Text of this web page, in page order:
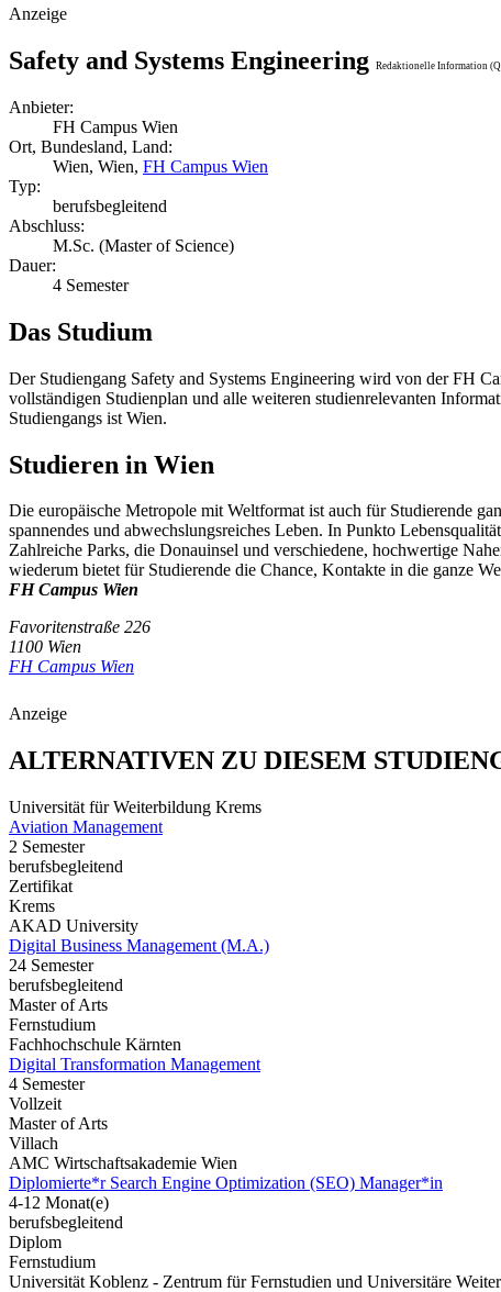
Anzeige
Safety and Systems Engineering Redaktionelle Information
Anbieter:
FH Campus Wien
Ort, Bundesland, Land:
Wien, Wien, FH Campus Wien
Typ:
berufsbegleitend
Abschluss:
M.Sc. (Master of Science)
Dauer:
4 Semester
Das Studium
Der Studiengang Safety and Systems Engineering wird von der FH
vollständigen Studienplan und alle weiteren studienrelevanten
Studiengangs ist Wien.
Studieren in Wien
Die europäische Metropole mit Weltformat ist auch für Studierende
spannendes und abwechslungsreiches Leben. In Punkto
Zahlreiche Parks, die Donauinsel und verschiedene, hochwertige
wiederum bietet für Studierende die Chance, Kontakte in die ganze
FH Campus Wien
Favoritenstraße 226
1100 Wien
FH Campus Wien
Anzeige
ALTERNATIVEN ZU DIESEM
Universität für Weiterbildung Krems
Aviation Management
2 Semester
berufsbegleitend
Zertifikat
Krems
AKAD University
Digital Business Management (M.A.)
24 Semester
berufsbegleitend
Master of Arts
Fernstudium
Fachhochschule Kärnten
Digital Transformation Management
4 Semester
Vollzeit
Master of Arts
Villach
AMC Wirtschaftsakademie Wien
Diplomierte*r Search Engine Optimization (SEO) Manager*in
4-12 Monat(e)
berufsbegleitend
Diplom
Fernstudium
Universität Koblenz - Zentrum für Fernstudien und Universitäre